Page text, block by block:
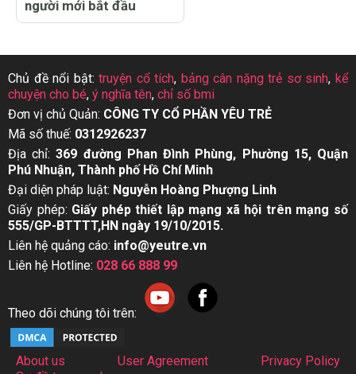
người mới bắt đầu
Chủ đề nổi bật:truyện cổ tích, bảng cân nặng trẻ sơ sinh,kể
chuyện cho bé, ý nghĩa tên, chỉ số bmi
Đơn vị chủ Quản: CÔNG TY CỔ PHẦN YÊU TRẺ
Mã số thuế: 0312926237
Địa chỉ:369 đường Phan Đình Phùng, Phường 15, Quận
Phú Nhuận, Thành phố Hồ Chí Minh
Đại diện pháp luật: Nguyễn Hoàng Phượng Linh
Giấy phép: Giấy phép thiết lập mạng xã hội trên mạng số
555/GP-BTTTT,HN ngày 19/10/2015.
Liên hệ quảng cáo: info@yeutre.vn
Liên hệ Hotline: 028 66 888 99
Theo dõi chúng tôi trên:
About us User Agreement
Privacy Policy